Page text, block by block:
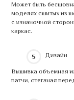
Может быть
моделях сшитых из
с изнаночной
каркас.
Дизайн
Вышивка объемная
патчи, стеганая